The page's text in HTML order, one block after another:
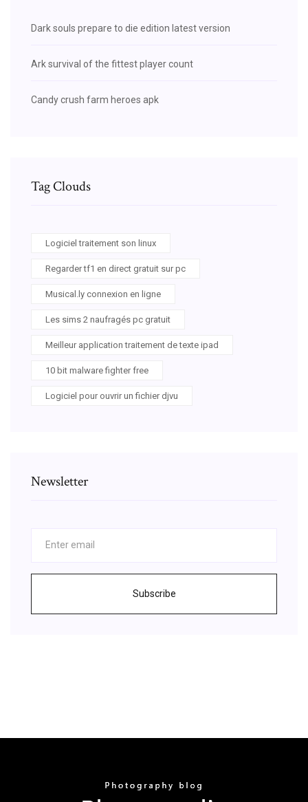
Dark souls prepare to die edition latest version
Ark survival of the fittest player count
Candy crush farm heroes apk
Tag Clouds
Logiciel traitement son linux
Regarder tf1 en direct gratuit sur pc
Musical.ly connexion en ligne
Les sims 2 naufragés pc gratuit
Meilleur application traitement de texte ipad
10 bit malware fighter free
Logiciel pour ouvrir un fichier djvu
Newsletter
Subscribe